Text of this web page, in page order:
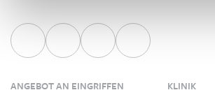
ANGEBOT AN EINGRIFFEN KLINIK